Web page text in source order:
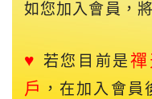
如您加入會員，
♥ 若您目前是禪
戶 ，在加入會員